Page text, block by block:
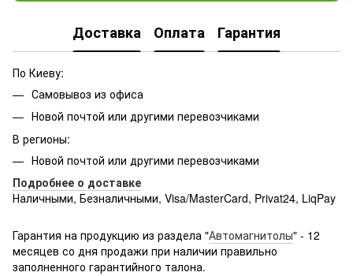
Доставка Оплата Гарантия
По Киеву:
Самовывоз из офиса
Новой почтой или другими перевозчиками
В регионы:
Новой почтой или другими перевозчиками
Подробнее о доставке
Наличными, Безналичными, Visa/MasterCard, Privat24, LiqPay
g361hhadsek/p3316040/#
Гарантия на продукцию из раздела "Автомагнитолы" - 12
месяцев со дня продажи при наличии правильно
заполненного гарантийного талона.